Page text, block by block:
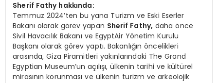
Sherif Fathy hakkında:
Temmuz 2024’ten bu yana Turizm ve Eski Eserler
Bakanı olarak görev yapan Sherif Fathy, daha önce
Sivil Havacılık Bakanı ve EgyptAir Yönetim Kurulu
Başkanı olarak görev yaptı. Bakanlığın öncelikleri
arasında, Giza Piramitleri yakınlarındaki The Grand
Egyptian Museum’un açılışı, ülkenin tarihi ve kültürel
mirasının korunması ve ülkenin turizm ve arkeolojik